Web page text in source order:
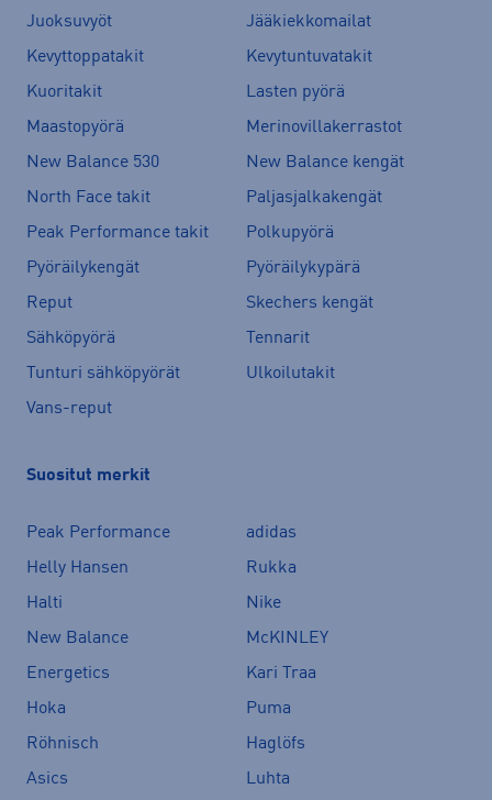
Juoksuvyöt
Jääkiekkomailat
Kevyttoppatakit
Kevytuntuvatakit
Kuoritakit
Lasten pyörä
Maastopyörä
Merinovillakerrastot
New Balance 530
New Balance kengät
North Face takit
Paljasjalkakengät
Peak Performance takit
Polkupyörä
Pyöräilykengät
Pyöräilykypärä
Reput
Skechers kengät
Sähköpyörä
Tennarit
Tunturi sähköpyörät
Ulkoilutakit
Vans-reput
Suositut merkit
Peak Performance
adidas
Helly Hansen
Rukka
Halti
Nike
New Balance
McKINLEY
Energetics
Kari Traa
Hoka
Puma
Röhnisch
Haglöfs
Asics
Luhta